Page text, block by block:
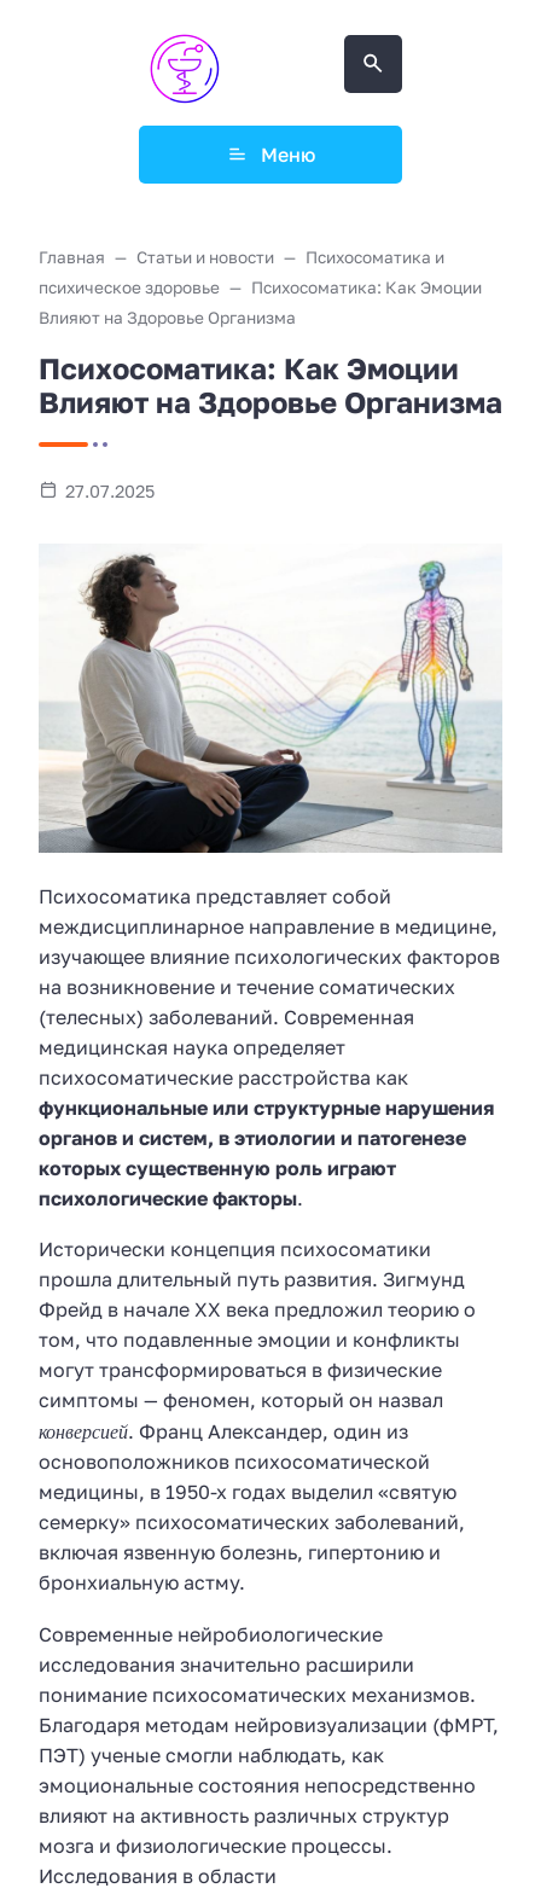
Меню
Главная Статьи и новости
Психосоматика и
психическое здоровье
Психосоматика: Как Эмоции
Влияют на Здоровье Организма
Психосоматика: Как Эмоции
Влияют на Здоровье Организма
27.07.2025
Психосоматика представляет собой
междисциплинарное направление в медицине,
изучающее влияние психологических факторов
на возникновение и течение соматических
(телесных) заболеваний. Современная
медицинская наука определяет
психосоматические расстройства как
функциональные или структурные нарушения
органов и систем, в этиологии и патогенезе
которых существенную роль играют
психологические факторы.
Исторически концепция психосоматики
прошла длительный путь развития. Зигмунд
Фрейд в начале XX века предложил теорию о
том, что подавленные эмоции и конфликты
могут трансформироваться в физические
симптомы — феномен, который он назвал
конверсией. Франц Александер, один из
основоположников психосоматической
медицины, в 1950-х годах выделил «святую
семерку» психосоматических заболеваний,
включая язвенную болезнь, гипертонию и
бронхиальную астму.
Современные нейробиологические
исследования значительно расширили
понимание психосоматических механизмов.
Благодаря методам нейровизуализации (фМРТ,
ПЭТ) ученые смогли наблюдать, как
эмоциональные состояния непосредственно
влияют на активность различных структур
мозга и физиологические процессы.
Исследования в области